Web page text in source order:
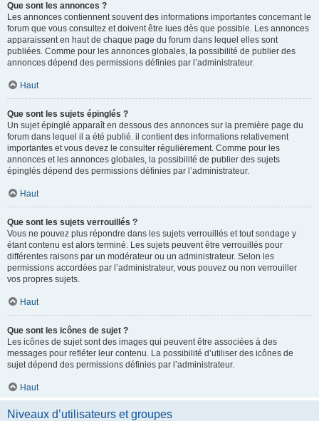
Que sont les annonces ?
Les annonces contiennent souvent des informations importantes concernant le
forum que vous consultez et doivent être lues dès que possible. Les annonces
apparaissent en haut de chaque page du forum dans lequel elles sont
publiées. Comme pour les annonces globales, la possibilité de publier des
annonces dépend des permissions définies par l’administrateur.
Haut
Que sont les sujets épinglés ?
Un sujet épinglé apparaît en dessous des annonces sur la première page du
forum dans lequel il a été publié. il contient des informations relativement
importantes et vous devez le consulter régulièrement. Comme pour les
annonces et les annonces globales, la possibilité de publier des sujets
épinglés dépend des permissions définies par l’administrateur.
Haut
Que sont les sujets verrouillés ?
Vous ne pouvez plus répondre dans les sujets verrouillés et tout sondage y
étant contenu est alors terminé. Les sujets peuvent être verrouillés pour
différentes raisons par un modérateur ou un administrateur. Selon les
permissions accordées par l’administrateur, vous pouvez ou non verrouiller
vos propres sujets.
Haut
Que sont les icônes de sujet ?
Les icônes de sujet sont des images qui peuvent être associées à des
messages pour refléter leur contenu. La possibilité d’utiliser des icônes de
sujet dépend des permissions définies par l’administrateur.
Haut
Niveaux d’utilisateurs et groupes